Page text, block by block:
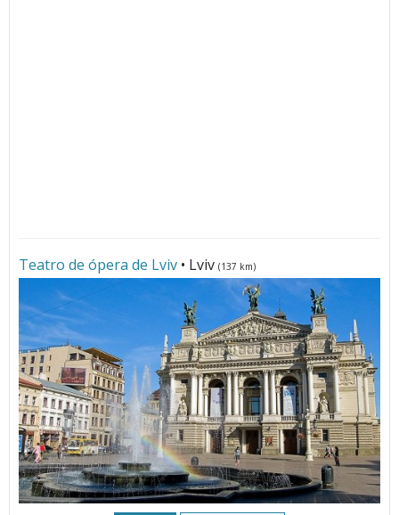
Teatro de ópera de Lviv • Lviv (137 km)